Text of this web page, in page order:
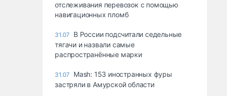
отслеживания перевозок с помощью
навигационных пломб
31.07
В России подсчитали седельные
тягачи и назвали самые
распространённые марки
31.07
Mash: 153 иностранных фуры
застряли в Амурской области